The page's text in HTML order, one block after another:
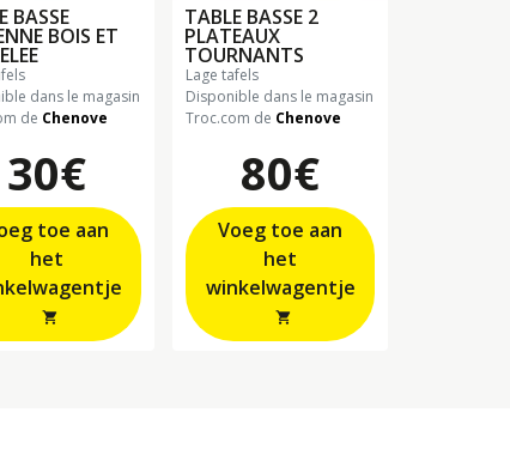
BASSE
BOIS ET
dans le magasin
de Chenove
30€
toe aan
het
shopping_cart
TABLE BASSE 2
PLATEAUX
TOURNANTS
lage tafels
Disponible dans le magasin
Troc.com de Chenove
80€
Voeg toe aan
het
shopping_cart